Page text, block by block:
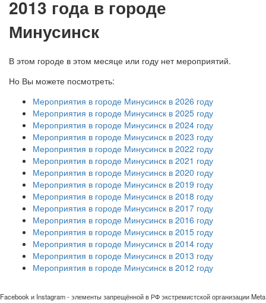
2013 года в городе
Минусинск
В этом городе в этом месяце или году нет мероприятий.
Но Вы можете посмотреть:
Мероприятия в городе Минусинск в 2026 году
Мероприятия в городе Минусинск в 2025 году
Мероприятия в городе Минусинск в 2024 году
Мероприятия в городе Минусинск в 2023 году
Мероприятия в городе Минусинск в 2022 году
Мероприятия в городе Минусинск в 2021 году
Мероприятия в городе Минусинск в 2020 году
Мероприятия в городе Минусинск в 2019 году
Мероприятия в городе Минусинск в 2018 году
Мероприятия в городе Минусинск в 2017 году
Мероприятия в городе Минусинск в 2016 году
Мероприятия в городе Минусинск в 2015 году
Мероприятия в городе Минусинск в 2014 году
Мероприятия в городе Минусинск в 2013 году
Мероприятия в городе Минусинск в 2012 году
Facebook и Instagram - элементы запрещённой в РФ экстремистской организации Meta